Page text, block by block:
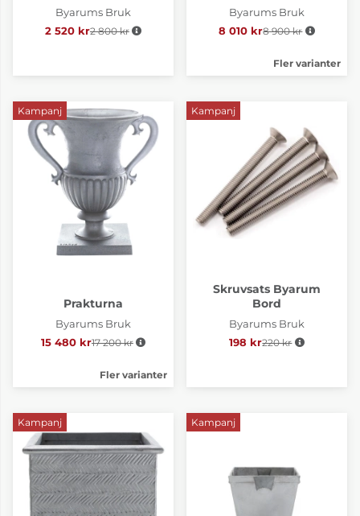
Byarums Bruk
2 520 kr Ordinarie pris:
2 800 kr
Byarums Bruk
8 010 kr Ordinarie pris:
8 900 kr
Fler varianter
Kampanj
Prakturna
Byarums Bruk
15 480 krOrdinarie pris:
17 200 kr
Fler varianter
Kampanj
Skruvsats Byarum
Bord
Byarums Bruk
198 kr Ordinarie pris:
220 kr
Kampanj Kampanj